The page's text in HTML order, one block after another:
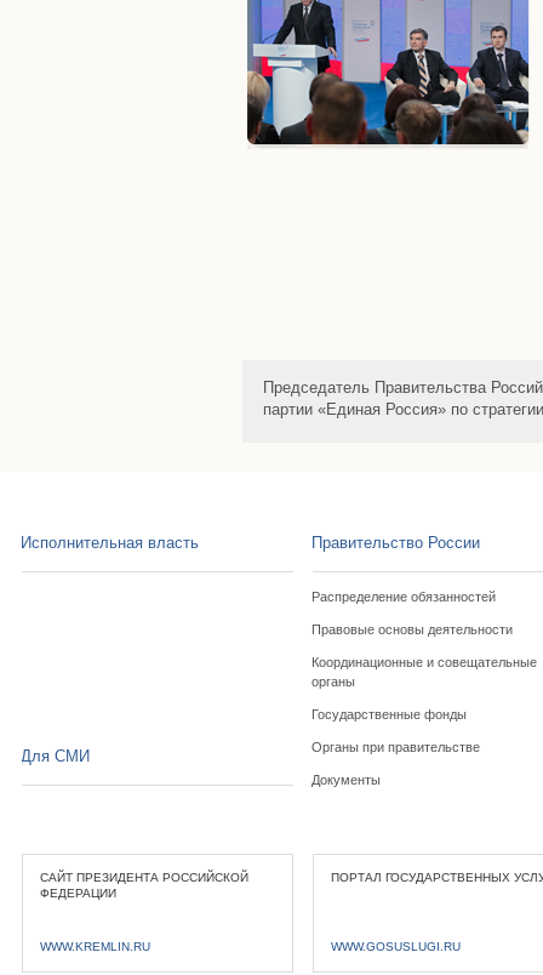
Председатель Правительства
партии «Единая Россия» по
Исполнительная власть Правительство России
Распределение обязанностей
Правовые основы деятельности
Координационные и совещательные
органы
Государственные фонды
Органы при правительстве
Документы
Для СМИ
САЙТ ПРЕЗИДЕНТА РОССИЙСКОЙ
ФЕДЕРАЦИИ
WWW.KREMLIN.RU
ПОРТАЛ ГОСУДАРСТВЕННЫХ
WWW.GOSUSLUGI.RU